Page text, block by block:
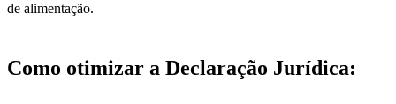
de alimentação.
Como otimizar a Declaração Jurídica: